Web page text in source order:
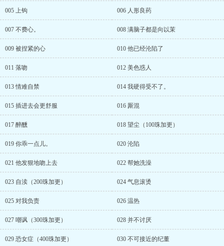
005 上钩 006 人形良药
007 不费心。 008 满脑子都是向以茉
009 被捏紧的心 010 他已经沦陷了
011 落吻 012 美色惑人
013 情难自禁 014 我硬得受不了。
015 插进去会更舒服 016 厮混
017 醉醺 018 望尘（100珠加更）
019 你乖一点儿。 020 沦陷
021 他发狠地吻上去 022 帮她洗澡
023 自渎（200珠加更） 024 气息滚烫
025 对我负责 026 温热
027 嘲讽（300珠加更） 028 并不讨厌
029 恐女症（400珠加更） 030 不可接近的纪董